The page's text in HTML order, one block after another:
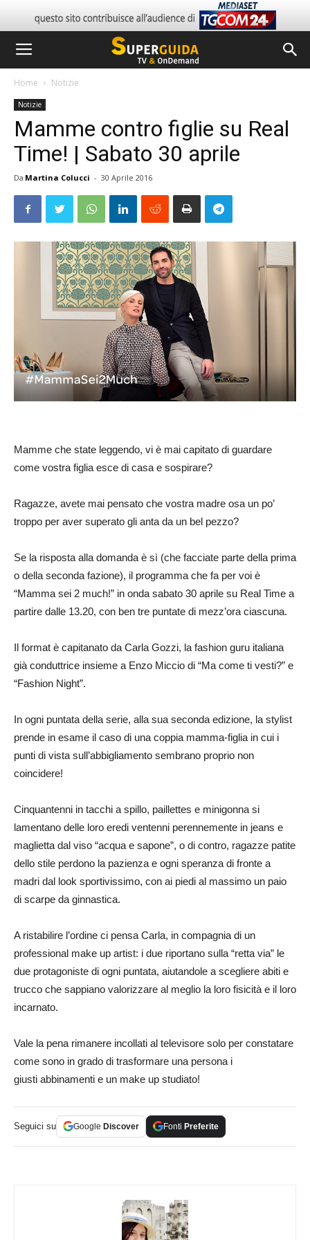
Home Notizie
Notizie
Mamme contro figlie su Real
Time! | Sabato 30 aprile
Da Martina Colucci - 30 Aprile 2016
Mamme che state leggendo, vi è mai capitato di guardare
come vostra figlia esce di casa e sospirare?
Ragazze, avete mai pensato che vostra madre osa un po’
troppo per aver superato gli anta da un bel pezzo?
Se la risposta alla domanda è sì (che facciate parte della prima
o della seconda fazione), il programma che fa per voi è
“Mamma sei 2 much!” in onda sabato 30 aprile su Real Time a
partire dalle 13.20, con ben tre puntate di mezz’ora ciascuna.
Il format è capitanato da Carla Gozzi, la fashion guru italiana
già conduttrice insieme a Enzo Miccio di “Ma come ti vesti?” e
“Fashion Night”.
In ogni puntata della serie, alla sua seconda edizione, la stylist
prende in esame il caso di una coppia mamma-figlia in cui i
punti di vista sull’abbigliamento sembrano proprio non
coincidere!
Cinquantenni in tacchi a spillo, paillettes e minigonna si
lamentano delle loro eredi ventenni perennemente in jeans e
maglietta dal viso “acqua e sapone”, o di contro, ragazze patite
dello stile perdono la pazienza e ogni speranza di fronte a
madri dal look sportivissimo, con ai piedi al massimo un paio
di scarpe da ginnastica.
A ristabilire l’ordine ci pensa Carla, in compagnia di un
professional make up artist: i due riportano sulla “retta via” le
due protagoniste di ogni puntata, aiutandole a scegliere abiti e
trucco che sappiano valorizzare al meglio la loro fisicità e il loro
incarnato.
Vale la pena rimanere incollati al televisore solo per constatare
come sono in grado di trasformare una persona i
giusti abbinamenti e un make up studiato!
Seguici su Google Discover Fonti Preferite